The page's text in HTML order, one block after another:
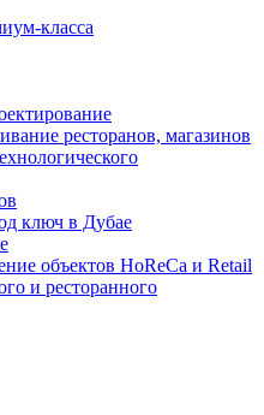
класса
ресторанов, магазинов
ключ в Дубае
объектов HoReCa и Retail
и ресторанного